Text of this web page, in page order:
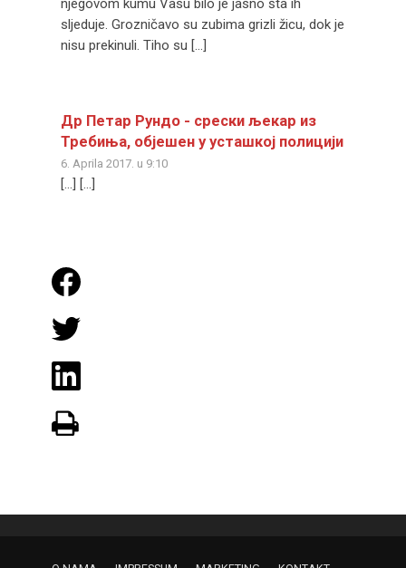
njegovom kumu Vasu bilo je jasno šta ih
sljeduje. Grozničavo su zubima grizli žicu, dok je
nisu prekinuli. Tiho su […]
Др Петар Рундо - срески љекар из
Требиња, објешен у усташкој полицији
6. Aprila 2017. u 9:10
[…] […]